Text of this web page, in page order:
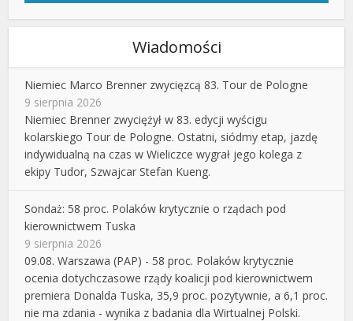
Wiadomości
Niemiec Marco Brenner zwycięzcą 83. Tour de Pologne
9 sierpnia 2026
Niemiec Brenner zwyciężył w 83. edycji wyścigu
kolarskiego Tour de Pologne. Ostatni, siódmy etap, jazdę
indywidualną na czas w Wieliczce wygrał jego kolega z
ekipy Tudor, Szwajcar Stefan Kueng.
Sondaż: 58 proc. Polaków krytycznie o rządach pod
kierownictwem Tuska
9 sierpnia 2026
09.08. Warszawa (PAP) - 58 proc. Polaków krytycznie
ocenia dotychczasowe rządy koalicji pod kierownictwem
premiera Donalda Tuska, 35,9 proc. pozytywnie, a 6,1 proc.
nie ma zdania - wynika z badania dla Wirtualnej Polski.